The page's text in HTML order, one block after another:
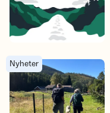
Seniorturer våren 2026
Nyheter